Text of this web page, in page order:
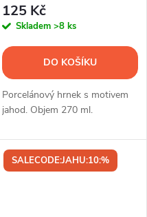
125 Kč
Skladem >8 ks
DO KOŠÍKU
Porcelánový hrnek s motivem
jahod. Objem 270 ml.
SALECODE:JAHU:10:%